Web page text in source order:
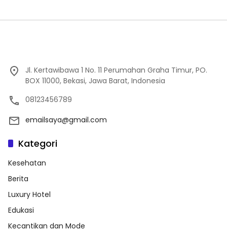
Jl. Kertawibawa 1 No. 11 Perumahan Graha Timur, PO.
BOX 11000, Bekasi, Jawa Barat, Indonesia
08123456789
emailsaya@gmail.com
Kategori
Kesehatan
Berita
Luxury Hotel
Edukasi
Kecantikan dan Mode